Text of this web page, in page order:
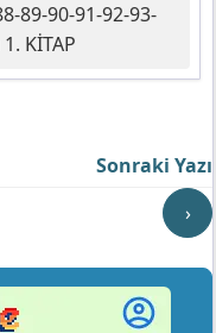
89-90-91-92-93-
KİTAP
Sonraki Yazı
›